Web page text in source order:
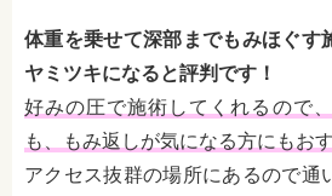
体重を乗せて深部までもみほぐす
ヤミツキになると評判です！
好みの圧で施術してくれるので
も、もみ返しが気になる方にもお
アクセス抜群の場所にあるので通